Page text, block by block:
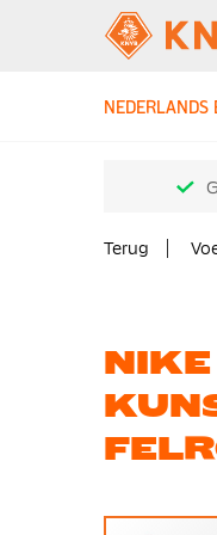
NEDERLANDS
Terug
NIKE
Ga